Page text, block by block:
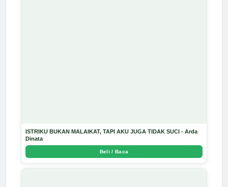
ISTRIKU BUKAN MALAIKAT, TAPI AKU JUGA TIDAK SUCI - Arda
Dinata
Beli / Baca